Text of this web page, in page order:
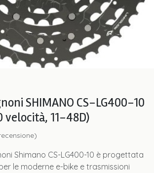
SHIMANO CS-LG400-10
velocità, 11-48D)
Shimano CS-LG400-10 è progettata
le moderne e-bike e trasmissioni